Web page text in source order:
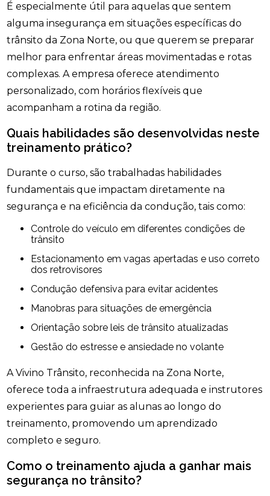
É especialmente útil para aquelas que sentem
alguma insegurança em situações específicas do
trânsito da Zona Norte, ou que querem se preparar
melhor para enfrentar áreas movimentadas e rotas
complexas. A empresa oferece atendimento
personalizado, com horários flexíveis que
acompanham a rotina da região.
Quais habilidades são desenvolvidas neste
treinamento prático?
Durante o curso, são trabalhadas habilidades
fundamentais que impactam diretamente na
segurança e na eficiência da condução, tais como:
Controle do veículo em diferentes condições de
trânsito
Estacionamento em vagas apertadas e uso correto
dos retrovisores
Condução defensiva para evitar acidentes
Manobras para situações de emergência
Orientação sobre leis de trânsito atualizadas
Gestão do estresse e ansiedade no volante
A Vivino Trânsito, reconhecida na Zona Norte,
oferece toda a infraestrutura adequada e instrutores
experientes para guiar as alunas ao longo do
treinamento, promovendo um aprendizado
completo e seguro.
Como o treinamento ajuda a ganhar mais
segurança no trânsito?